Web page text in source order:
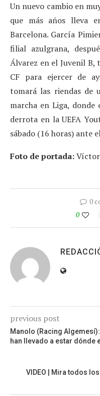
Un nuevo cambio en
que más años lleva
Barcelona. García
filial azulgrana,
Álvarez en el Juvenil
CF para ejercer de
tomará las riendas de
marcha en Liga, donde
derrota en la UEFA
sábado (16 horas) ante
Foto de portada:Víctor
0
0
previous post
Manolo (Racing
han llevado a estar dónde
VIDEO | Mira todos